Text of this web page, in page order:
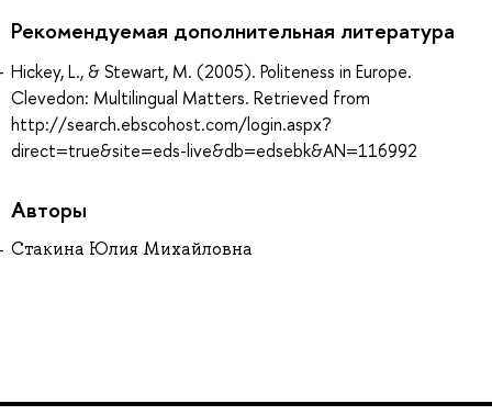
Рекомендуемая дополнительная литература
Hickey, L., & Stewart, M. (2005). Politeness in Europe.
Clevedon: Multilingual Matters. Retrieved from
http://search.ebscohost.com/login.aspx?
direct=true&site=eds-live&db=edsebk&AN=116992
Авторы
Стакина Юлия Михайловна